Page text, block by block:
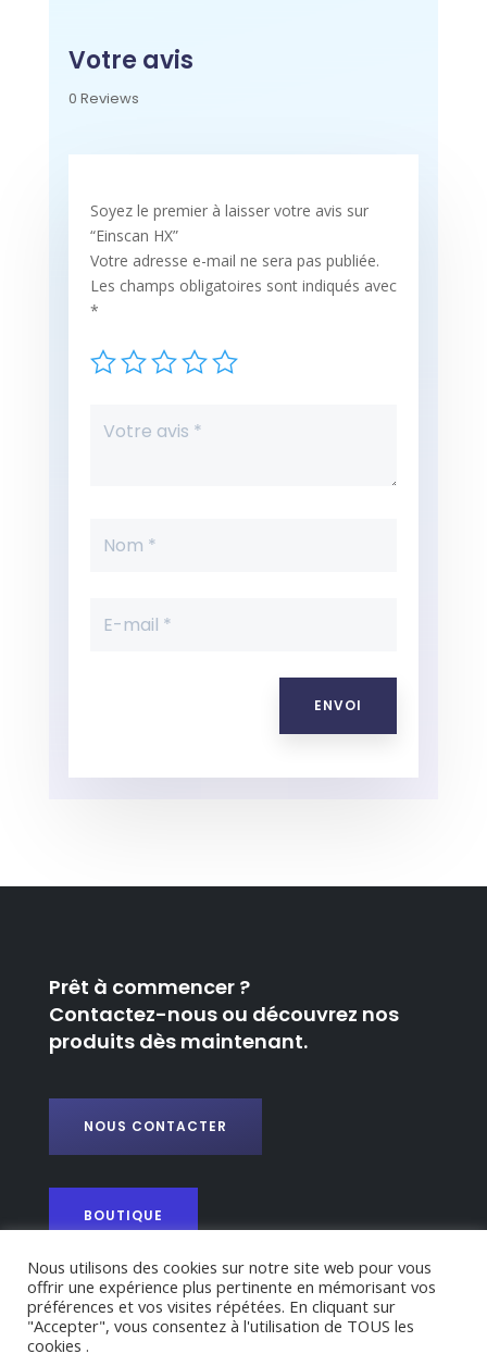
Votre avis
0 Reviews
Soyez le premier à laisser votre avis sur
“Einscan HX”
Votre adresse e-mail ne sera pas publiée.
Les champs obligatoires sont indiqués avec
*
ENVOI
Prêt à commencer ?
Contactez-nous ou découvrez nos
produits dès maintenant.
NOUS CONTACTER
BOUTIQUE
Nous utilisons des cookies sur notre site web pour vous
offrir une expérience plus pertinente en mémorisant vos
préférences et vos visites répétées. En cliquant sur
"Accepter", vous consentez à l'utilisation de TOUS les
cookies .